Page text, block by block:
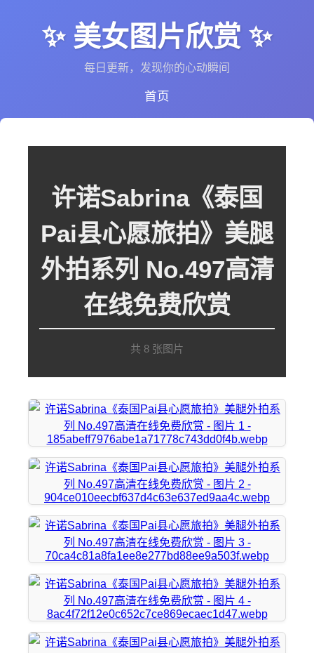
✨ 美女图片欣赏 ✨
每日更新，发现你的心动瞬间
首页
许诺Sabrina《泰国
Pai县心愿旅拍》美腿
外拍系列 No.497高清
在线免费欣赏
共 8 张图片